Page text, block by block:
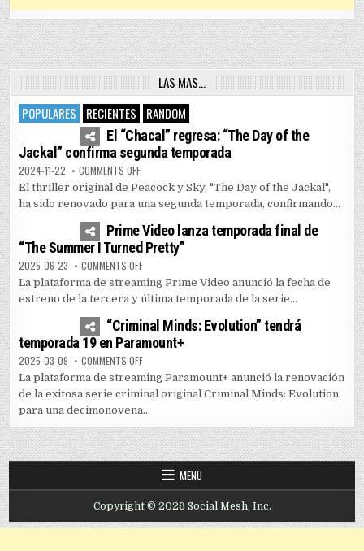
LAS MAS…
POPULARES
RECIENTES RANDOM
4 7455
El “Chacal” regresa: “The Day of the
Jackal” confirma segunda temporada
2024-11-22 COMMENTS OFFON EL “CHACAL” REGRESA: “THE DAY OF THE JACKAL”
El thriller original de Peacock y Sky, "The Day of the Jackal",
ha sido renovado para una segunda temporada, confirmando...
1 5162
Prime Video lanza temporada final de
“The Summer I Turned Pretty”
2025-06-23 COMMENTS OFFON PRIME VIDEO LANZA TEMPORADA FINAL DE “THE
La plataforma de streaming Prime Video anunció la fecha de
estreno de la tercera y última temporada de la serie...
0 3598
“Criminal Minds: Evolution” tendrá
temporada 19 en Paramount+
2025-03-09 COMMENTS OFFON “CRIMINAL MINDS: EVOLUTION” TENDRÁ
La plataforma de streaming Paramount+ anunció la renovación
de la exitosa serie criminal original Criminal Minds: Evolution
para una decimonovena...
MENU
Copyright © 2026 Social Mesh, Inc.